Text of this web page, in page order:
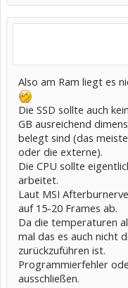
Also am Ram liegt es
Die SSD sollte auch
GB ausreichend
belegt sind (das
oder die externe).
Die CPU sollte
arbeitet.
Laut MSI
auf 15-20 Frames ab.
Da die temperaturen
mal das es auch nicht
zurückzuführen ist.
Programmierfehler
ausschließen.